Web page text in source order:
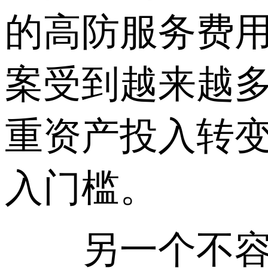
的高防服务费
案受到越来越
重资产投入转
入门槛。
另一个不容